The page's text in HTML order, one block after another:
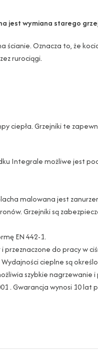
jest wymiana starego
Oznacza to, że
rurociągi.
ciepła. Grzejniki te
Integrale możliwe jest
malowana jest
Grzejniki są
EN 442-1.
przeznaczone do pracy
cieplne są
szybkie
. Gwarancja wynosi 10